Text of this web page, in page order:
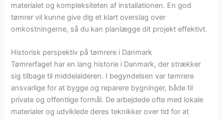
materialet og kompleksiteten af installationen. En god
tømrer vil kunne give dig et klart overslag over
omkostningerne, så du kan planlægge dit projekt effektivt.
Historisk perspektiv på tømrere i Danmark
Tømrerfaget har en lang historie i Danmark, der strækker
sig tilbage til middelalderen. I begyndelsen var tømrere
ansvarlige for at bygge og reparere bygninger, både til
private og offentlige formål. De arbejdede ofte med lokale
materialer og udviklede deres teknikker over tid for at